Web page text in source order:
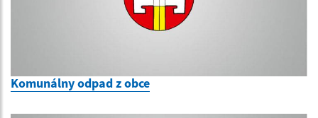
Komunálny odpad z obce